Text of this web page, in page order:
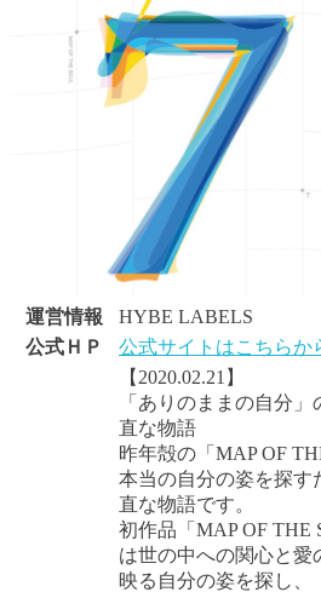
運営情報
HYBE LABELS
公式ＨＰ
公式サイトはこちらか
【2020.02.21】
「ありのままの自分
直な物語
昨年殻の「MAP OF
本当の自分の姿を探す
直な物語です。
初作品「MAP OF THE
は世の中への関心と愛
映る自分の姿を探し、